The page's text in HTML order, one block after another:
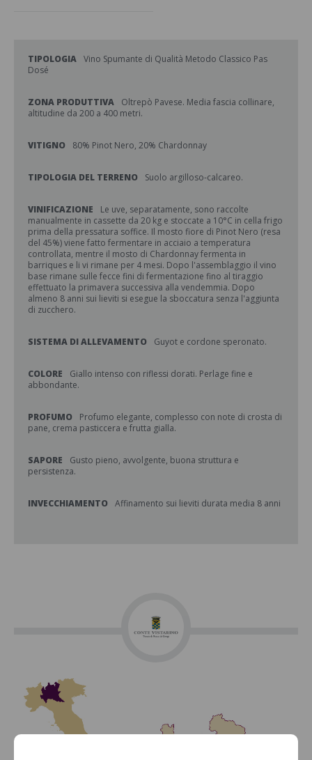
TIPOLOGIA Vino Spumante di Qualità Metodo Classico Pas
Dosé
ZONA PRODUTTIVA
Oltrepò Pavese. Media fascia collinare,
altitudine da 200 a 400 metri.
VITIGNO 80% Pinot Nero, 20% Chardonnay
TIPOLOGIA DEL TERRENO Suolo argilloso-calcareo.
VINIFICAZIONE
Le uve, separatamente, sono raccolte
manualmente in cassette da 20 kg e stoccate a 10°C in cella frigo
prima della pressatura soffice. Il mosto fiore di Pinot Nero (resa
del 45%) viene fatto fermentare in acciaio a temperatura
controllata, mentre il mosto di Chardonnay fermenta in
barriques e li vi rimane per 4 mesi. Dopo l'assemblaggio il vino
base rimane sulle fecce fini di fermentazione fino al tiraggio
effettuato la primavera successiva alla vendemmia. Dopo
almeno 8 anni sui lieviti si esegue la sboccatura senza l'aggiunta
di zucchero.
SISTEMA DI ALLEVAMENTO Guyot e cordone speronato.
COLORE
Giallo intenso con riflessi dorati. Perlage fine e
abbondante.
PROFUMO
Profumo elegante, complesso con note di crosta di
pane, crema pasticcera e frutta gialla.
SAPORE
Gusto pieno, avvolgente, buona struttura e
persistenza.
INVECCHIAMENTO Affinamento sui lieviti durata media 8 anni